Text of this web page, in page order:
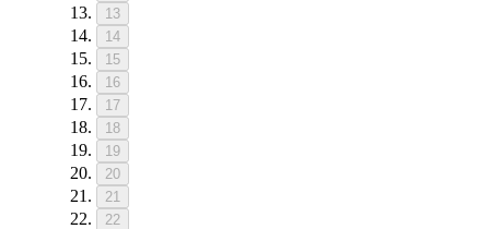
13
14
15
16
17
18
19
20
21
22